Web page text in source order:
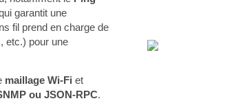
garantit une
fil prend en charge de
etc.) pour une
maillage Wi-Fi et
ou JSON-RPC.